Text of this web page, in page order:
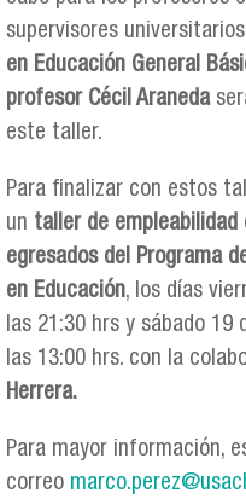
supervisores
en Educación General
profesor Cécil Araneda
este taller.
Para finalizar con estos
un taller de empleabilidad
egresados del Programa
en Educación, los días
las 21:30 hrs y sábado 19
las 13:00 hrs. con la
Herrera.
Para mayor información,
correo